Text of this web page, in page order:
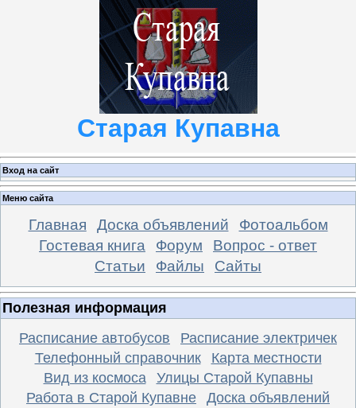
Старая Купавна
Вход на сайт
Меню сайта
Доска объявлений
Фотоальбом
Гостевая книга
Форум
Вопрос - ответ
Статьи
Файлы Сайты
Полезная информация
Расписание автобусов
Расписание электричек
Телефонный справочник
Карта местности
Вид из космоса
Улицы Старой Купавны
Работа в Старой Купавне
Доска объявлений